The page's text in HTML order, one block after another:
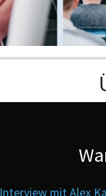
Interview mit Alex